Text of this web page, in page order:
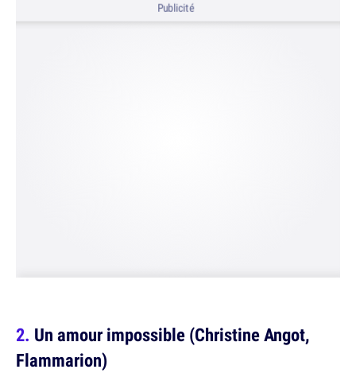
Publicité
Un amour impossible (Christine Angot,
Flammarion)